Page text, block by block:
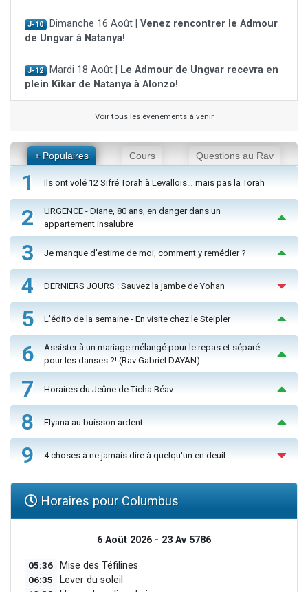
J-10 Dimanche 16 Août | Venez rencontrer le Admour
de Ungvar à Natanya!
J-12 Mardi 18 Août |
Le Admour de Ungvar recevra en
plein Kikar de Natanya à Alonzo!
Voir tous les événements à venir
+ Populaires Cours Questions au Rav
1 Ils ont volé 12 Sifré Torah à Levallois… mais pas la Torah
2
URGENCE - Diane, 80 ans, en danger dans un
appartement insalubre
3 Je manque d'estime de moi, comment y remédier ?
4 DERNIERS JOURS : Sauvez la jambe de Yohan
5 L'édito de la semaine - En visite chez le Steipler
6
Assister à un mariage mélangé pour le repas et séparé
pour les danses ?! (Rav Gabriel DAYAN)
7 Horaires du Jeûne de Ticha Béav
8 Elyana au buisson ardent
9 4 choses à ne jamais dire à quelqu'un en deuil
Horaires pour Columbus
6 Août 2026 - 23 Av 5786
05:36 Mise des Téfilines
06:35 Lever du soleil